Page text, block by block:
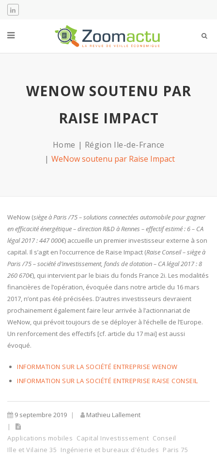
WENOW SOUTENU PAR
RAISE IMPACT
Home
Région Ile-de-France
WeNow soutenu par Raise Impact
WeNow (siège à Paris /75 – solutions connectées automobile pour gagner
en efficacité énergétique – direction R&D à Rennes – effectif estimé : 6 – CA
légal 2017 : 447 000€) accueille un premier investisseur externe à son
capital. Il s’agit en l’occurrence de Raise Impact (Raise Conseil –siège à
Paris /75 – société d’investissement, fonds de dotation – CA légal 2017 : 8
260 670€), qui intervient par le biais du fonds France 2i. Les modalités
financières de l’opération, évoquée dans notre article du 16 mars
2017, n’ont pas été précisées. D’autres investisseurs devraient
prochainement également faire leur arrivée à l’actionnariat de
WeNow, qui prévoit toujours de se déployer à l’échelle de l’Europe.
Un renforcement des effectifs [cf. article du 17 mai] est aussi
évoqué.
INFORMATION SUR LA SOCIÉTÉ ENTREPRISE WENOW
INFORMATION SUR LA SOCIÉTÉ ENTREPRISE RAISE CONSEIL
9 septembre 2019 Mathieu Lallement
Applications mobiles Capital Investissement Conseil
Ille et Vilaine 35 Ingénierie et bureaux d'études Paris 75